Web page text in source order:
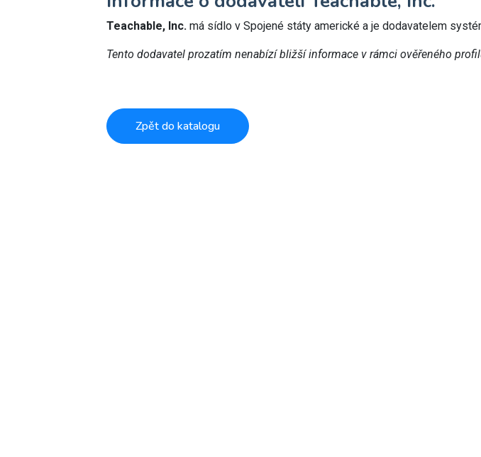
Teachable, Inc. má sídlo v Spojené státy americké a je dodavatelem
Tento dodavatel prozatím nenabízí bližší informace v rámci ověřeného
Zpět do katalogu